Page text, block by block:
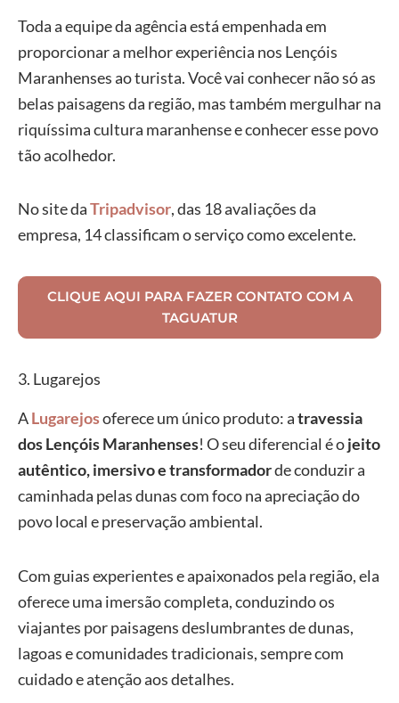
Toda a equipe da agência está empenhada em
proporcionar a melhor experiência nos Lençóis
Maranhenses ao turista. Você vai conhecer não só as
belas paisagens da região, mas também mergulhar na
riquíssima cultura maranhense e conhecer esse povo
tão acolhedor.
No site daTripadvisor, das 18 avaliações da
empresa, 14 classificam o serviço como excelente.
CLIQUE AQUI PARA FAZER CONTATO COM A
TAGUATUR
3. Lugarejos
ALugarejosoferece um único produto: atravessia
dos Lençóis Maranhenses! O seu diferencial é ojeito
autêntico, imersivo e transformadorde conduzir a
caminhada pelas dunas com foco na apreciação do
povo local e preservação ambiental.
Com guias experientes e apaixonados pela região, ela
oferece uma imersão completa, conduzindo os
viajantes por paisagens deslumbrantes de dunas,
lagoas e comunidades tradicionais, sempre com
cuidado e atenção aos detalhes.